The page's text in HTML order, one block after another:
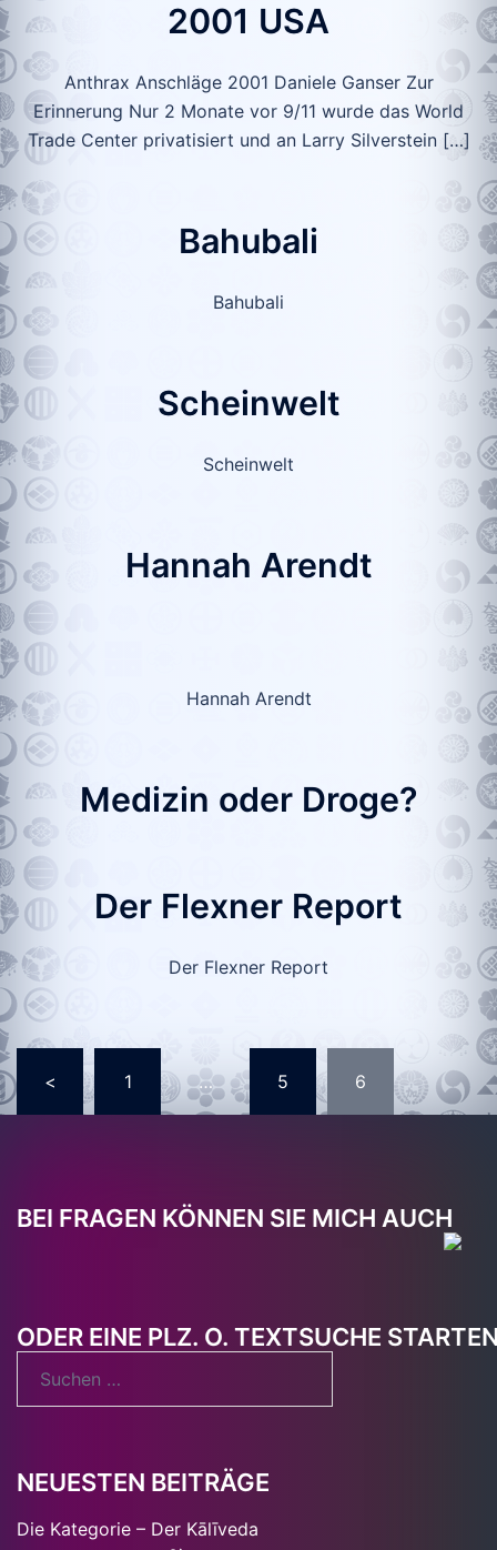
2001 USA
Anthrax Anschläge 2001 Daniele Ganser Zur
Erinnerung Nur 2 Monate vor 9/11 wurde das World
Trade Center privatisiert und an Larry Silverstein […]
Bahubali
Bahubali
Scheinwelt
Scheinwelt
Hannah Arendt
Hannah Arendt
Medizin oder Droge?
Der Flexner Report
Der Flexner Report
Seitennummerierung
der
Beiträge
< 1 … 5 6
BEI FRAGEN KÖNNEN SIE MICH AUCH
ODER EINE PLZ. O. TEXTSUCHE
NEUESTEN BEITRÄGE
Die Kategorie – Der Kālīveda